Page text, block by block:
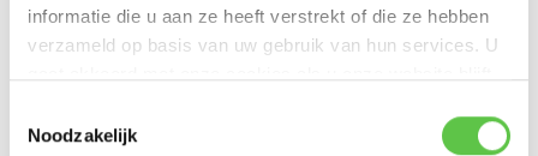
informatie die u aan ze heeft verstrekt of die ze hebben
verzameld op basis van uw gebruik van hun services. U
Noodzakelijk
Tags
10 jaar LIC-MS350-24-